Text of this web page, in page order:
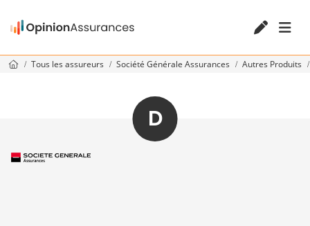
Tous les assureurs Société Générale Assurances Autres Produits
D